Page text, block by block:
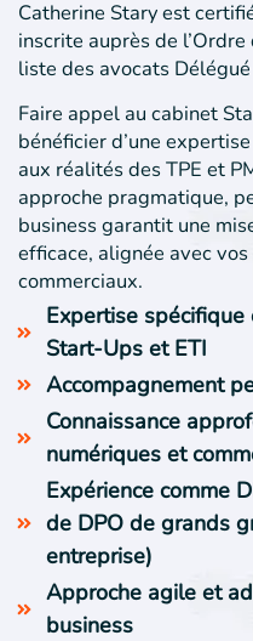
Catherine Stary est
inscrite auprès de
liste des avocats
Faire appel au cabinet
bénéficier d’une
aux réalités des TPE et
approche pragmatique,
business garantit une
efficace, alignée avec
commerciaux.
Expertise spécifique
Start-Ups et ETI
Accompagnement
Connaissance
numériques et
Expérience comme
de DPO de grands
entreprise)
Approche agile et
business